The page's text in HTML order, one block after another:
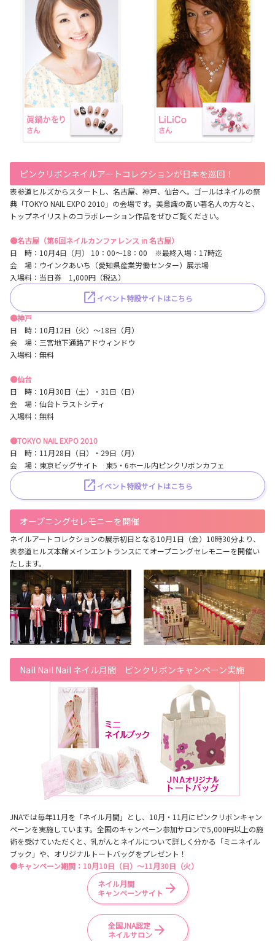
ピンクリボンネイルアートコレクションが日本を巡回！
表参道ヒルズからスタートし、名古屋、神戸、仙台へ。ゴールはネイルの祭
典「TOKYO NAIL EXPO 2010」の会場です。美意識の高い著名人の方々と、
トップネイリストのコラボレーション作品をぜひご覧ください。
●名古屋（第6回ネイルカンファレンス in 名古屋）
日 時：10月4日（月） 10：00～18：00 ※最終入場：17時迄
会 場：ウインクあいち（愛知県産業労働センター）展示場
入場料：当日券 1,000円（税込）
イベント特設サイトはこちら
●神戸
日 時：10月12日（火）～18日（月）
会 場：三宮地下通路アドウィンドウ
入場料：無料
●仙台
日 時：10月30日（土）・31日（日）
会 場：仙台トラストシティ
入場料：無料
●TOKYO NAIL EXPO 2010
日 時：11月28日（日）・29日（月）
会 場：東京ビッグサイト 東5・6ホール内ピンクリボンカフェ
イベント特設サイトはこちら
オープニングセレモニーを開催
ネイルアートコレクションの展示初日となる10月1日（金）10時30分より、
表参道ヒルズ本館メインエントランスにてオープニングセレモニーを開催い
たします。
Nail Nail Nail ネイル月間 ピンクリボンキャンペーン実施
JNAでは毎年11月を「ネイル月間」とし、10月・11月にピンクリボンキャン
ペーンを実施しています。全国のキャンペーン参加サロンで5,000円以上の施
術を受けていただくと、乳がんとネイルについて詳しく分かる「ミニネイル
ブック」や、オリジナルトートバッグをプレゼント！
●キャンペーン期間：10月10日（日）～11月30日（火）
ネイル月間
キャンペーンサイト
全国JNA認定
ネイルサロン